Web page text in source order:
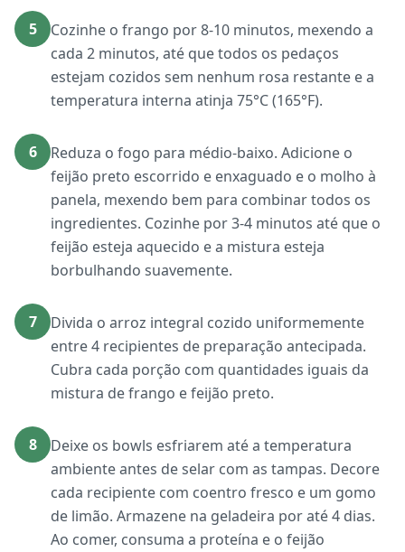
5
Cozinhe o frango por 8-10 minutos, mexendo a
cada 2 minutos, até que todos os pedaços
estejam cozidos sem nenhum rosa restante e a
temperatura interna atinja 75°C (165°F).
6
Reduza o fogo para médio-baixo. Adicione o
feijão preto escorrido e enxaguado e o molho à
panela, mexendo bem para combinar todos os
ingredientes. Cozinhe por 3-4 minutos até que o
feijão esteja aquecido e a mistura esteja
borbulhando suavemente.
7
Divida o arroz integral cozido uniformemente
entre 4 recipientes de preparação antecipada.
Cubra cada porção com quantidades iguais da
mistura de frango e feijão preto.
8
Deixe os bowls esfriarem até a temperatura
ambiente antes de selar com as tampas. Decore
cada recipiente com coentro fresco e um gomo
de limão. Armazene na geladeira por até 4 dias.
Ao comer, consuma a proteína e o feijão